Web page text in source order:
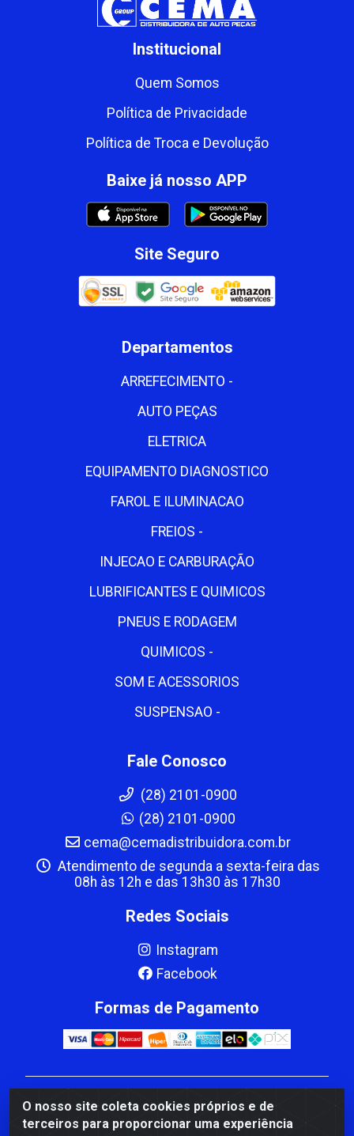
O nosso site coleta cookies próprios e de
terceiros para proporcionar uma experiência
Institucional
Quem Somos
Política de Privacidade
Política de Troca e Devolução
Baixe já nosso APP
Site Seguro
Departamentos
ARREFECIMENTO -
AUTO PEÇAS
ELETRICA
EQUIPAMENTO DIAGNOSTICO
FAROL E ILUMINACAO
FREIOS -
INJECAO E CARBURAÇÃO
LUBRIFICANTES E QUIMICOS
PNEUS E RODAGEM
QUIMICOS -
SOM E ACESSORIOS
SUSPENSAO -
Fale Conosco
(28) 2101-0900
(28) 2101-0900
cema@cemadistribuidora.com.br
Atendimento de segunda a sexta-feira das
08h às 12h e das 13h30 às 17h30
Redes Sociais
Instagram
Facebook
Formas de Pagamento
CBP MACEDO COMERCIO PEÇAS LTDA Matriz - av
Mauro Miranda Madureira, 1249 - Coramara , Cachoeiro